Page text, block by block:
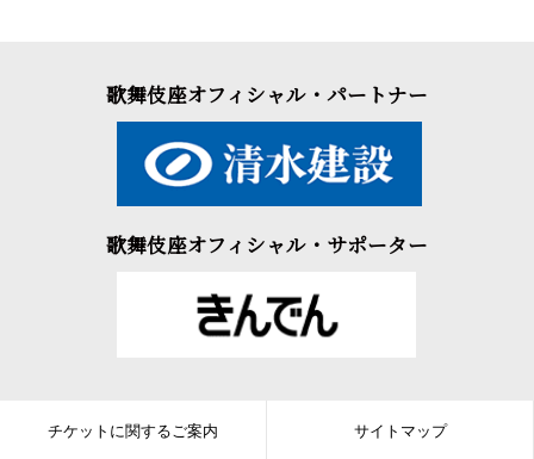
歌舞伎座オフィシャル・パートナー
歌舞伎座オフィシャル・サポーター
チケットに関するご案内 サイトマップ